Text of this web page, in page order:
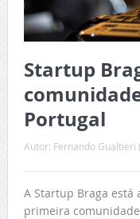
Startup
Portugal
Autor: Fernando Gualtieri
A Startup Braga
primeira